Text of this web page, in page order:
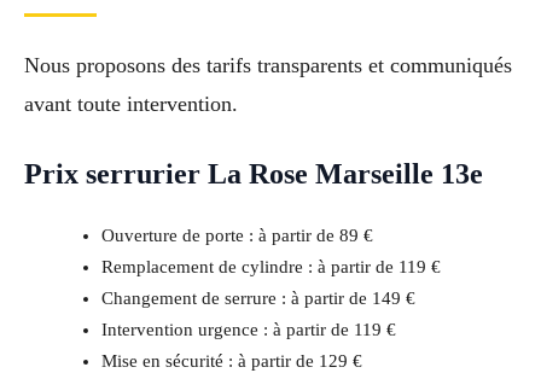
Nous proposons des tarifs transparents et communiqués
avant toute intervention.
Prix serrurier La Rose Marseille 13e
Ouverture de porte : à partir de 89 €
Remplacement de cylindre : à partir de 119 €
Changement de serrure : à partir de 149 €
Intervention urgence : à partir de 119 €
Mise en sécurité : à partir de 129 €